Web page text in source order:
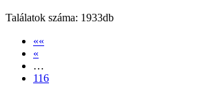
Találatok száma: 1933db
««
«
…
116